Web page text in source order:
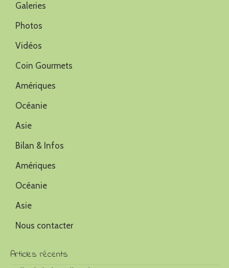
Galeries
Photos
Vidéos
Coin Gourmets
Amériques
Océanie
Asie
Bilan & Infos
Amériques
Océanie
Asie
Nous contacter
Articles récents